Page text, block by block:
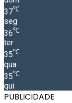
37℃
seg
36℃
ter
35℃
qua
35℃
qui
PUBLICIDADE